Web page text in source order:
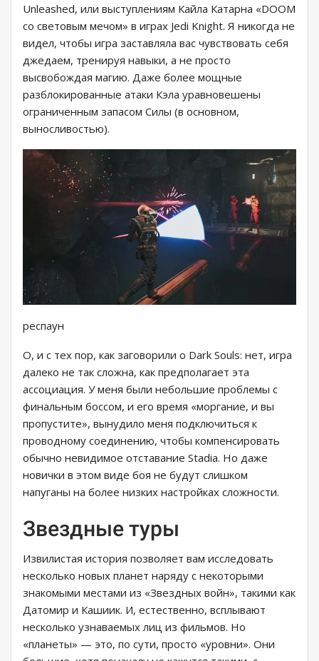
Unleashed, или выступлениям Кайла Катарна «DOOM
со световым мечом» в играх Jedi Knight. Я никогда не
видел, чтобы игра заставляла вас чувствовать себя
джедаем, тренируя навыки, а не просто
высвобождая магию. Даже более мощные
разблокированные атаки Кэла уравновешены
ограниченным запасом Силы (в основном,
выносливостью).
респаун
О, и с тех пор, как заговорили о Dark Souls: нет, игра
далеко не так сложна, как предполагает эта
ассоциация. У меня были небольшие проблемы с
финальным боссом, и его время «моргание, и вы
пропустите», вынудило меня подключиться к
проводному соединению, чтобы компенсировать
обычно невидимое отставание Stadia. Но даже
новички в этом виде боя не будут слишком
напуганы на более низких настройках сложности.
Звездные туры
Извилистая история позволяет вам исследовать
несколько новых планет наряду с некоторыми
знакомыми местами из «Звездных войн», такими как
Датомир и Кашиик. И, естественно, всплывают
несколько узнаваемых лиц из фильмов. Но
«планеты» — это, по сути, просто «уровни». Они